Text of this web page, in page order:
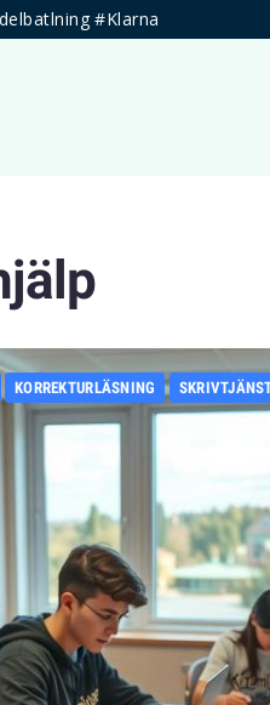
#Klarna
KORREKTURLÄSNING